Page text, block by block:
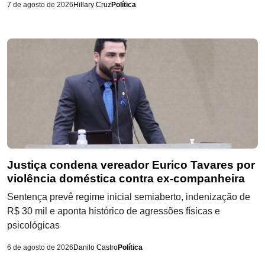
7 de agosto de 2026 Hillary CruzPolítica
Justiça condena vereador Eurico Tavares por
violência doméstica contra ex-companheira
Sentença prevê regime inicial semiaberto, indenização de
R$ 30 mil e aponta histórico de agressões físicas e
psicológicas
6 de agosto de 2026 Danilo CastroPolítica